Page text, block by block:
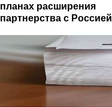
планах расширения
партнерства с Россией